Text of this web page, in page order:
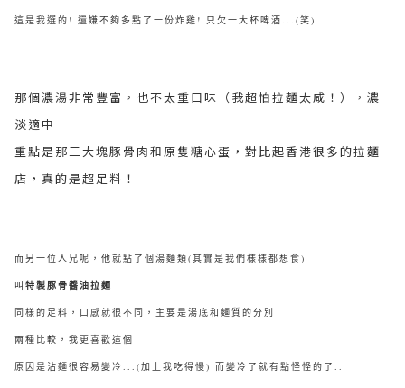
這是我選的! 還嫌不夠多點了一份炸雞! 只欠一大杯啤酒...(笑)
那個濃湯非常豐富，也不太重口味（我超怕拉麵太咸！），濃
淡適中
重點是那三大塊豚骨肉和原隻糖心蛋，對比起香港很多的拉麵
店，真的是超足料！
而另一位人兄呢，他就點了個湯麵類(其實是我們樣樣都想食)
叫 特製豚骨醬油拉麵
同樣的足料，口感就很不同，主要是湯底和麵質的分別
兩種比較，我更喜歡這個
原因是沾麵很容易變冷...(加上我吃得慢) 而變冷了就有點怪怪的了..